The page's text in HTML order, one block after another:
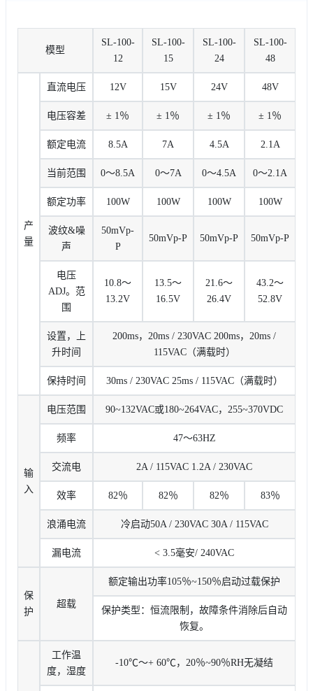
模型
SL-100-
12
SL-100-
15
SL-100-
24
SL-100-
48
产
量
直流电压 12V 15V 24V 48V
电压容差 ± 1％ ± 1％ ± 1％ ± 1％
额定电流 8.5A 7A 4.5A 2.1A
当前范围 0〜8.5A 0〜7A 0〜4.5A 0〜2.1A
额定功率 100W 100W 100W 100W
波纹&噪
声
50mVp-
P
50mVp-P 50mVp-P 50mVp-P
电压
ADJ。范
围
10.8〜
13.2V
13.5〜
16.5V
21.6〜
26.4V
43.2〜
52.8V
设置，上
升时间
200ms，20ms / 230VAC 200ms，20ms /
115VAC（满载时）
保持时间 30ms / 230VAC 25ms / 115VAC（满载时）
输
入
电压范围 90~132VAC或180~264VAC，255~370VDC
频率 47〜63HZ
交流电 2A / 115VAC 1.2A / 230VAC
效率 82％ 82％ 82％ 83％
浪涌电流 冷启动50A / 230VAC 30A / 115VAC
漏电流 < 3.5毫安/ 240VAC
保
护
超载
额定输出功率105％~150％启动过载保护
保护类型：恒流限制，故障条件消除后自动
恢复。
工作温
度，湿度
-10℃〜+ 60℃，20％~90％RH无凝结